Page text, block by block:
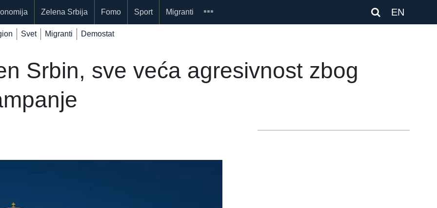
EN
Zelena Srbija Fomo Sport Migranti
Svet Migranti Demostat
Srbin, sve veća agresivnost zbog